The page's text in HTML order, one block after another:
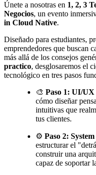
Únete a nosotras en 1, 2, 3
Negocios, un evento
in Cloud Native.
Diseñado para estudiantes,
emprendedores que buscan
más allá de los consejos
practico, desglosaremos el
tecnológico en tres pasos
🎨 Paso 1: UI/UX
cómo diseñar
intuitivas que
tus clientes.
⚙️ Paso 2:
estructurar el
construir una
capaz de soportar